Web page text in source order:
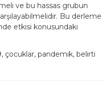
ve bu hassas grubun
Bu derleme
etkisi konusundaki
çocuklar, pandemik, belirti